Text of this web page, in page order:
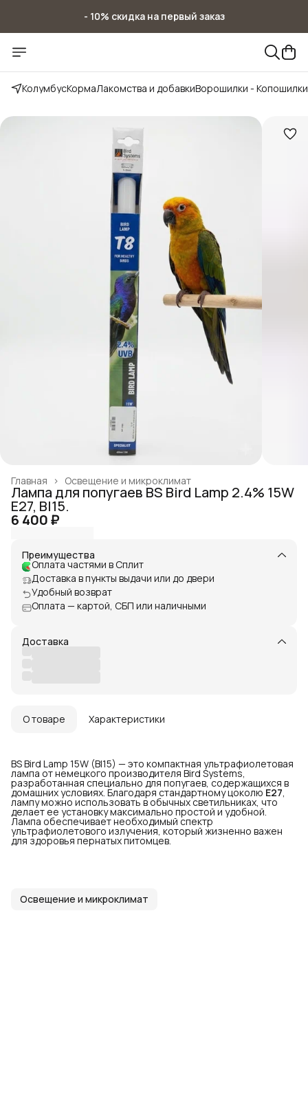
- 10% скидка на первый заказ
КолумбусКормаЛакомства и добавкиВорошилки - Копошилки
Освещение и микроклимат
Главная ›
Лампа для попугаев BS Bird Lamp 2.4% 15W
E27, BI15.
6 400 ₽
Преимущества
Оплата частями в Сплит
Доставка в пункты выдачи или до двери
Удобный возврат
Оплата — картой, СБП или наличными
Доставка
О товаре Характеристики
BS Bird Lamp 15W (BI15) — это компактная ультрафиолетовая
лампа от немецкого производителя Bird Systems,
разработанная специально для попугаев, содержащихся в
домашних условиях. Благодаря стандартному цоколю E27
лампу можно использовать в обычных светильниках, что
делает ее установку максимально простой и удобной.
Лампа обеспечивает необходимый спектр
ультрафиолетового излучения, который жизненно важен
для здоровья пернатых питомцев.
Освещение и микроклимат